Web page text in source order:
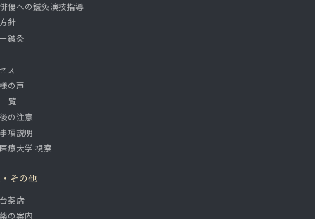
優への鍼灸演技指導
針
鍼灸
ス
の声
覧
の注意
項説明
療大学 視察
その他
薬店
の案内